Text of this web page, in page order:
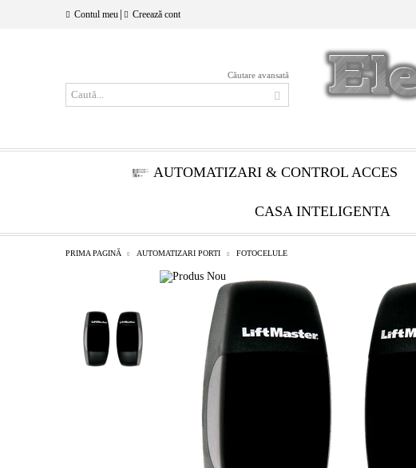
Contul meu Creează cont
Căutare avansată
AUTOMATIZARI & CONTROL ACCES
CASA INTELIGENTA
PRIMA PAGINĂ AUTOMATIZARI PORTI FOTOCELULE